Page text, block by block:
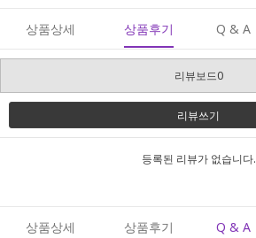
상품상세 상품후기 Q & A
리뷰보드0
리뷰쓰기
등록된 리뷰가 없습니다.
상품상세 상품후기 Q & A